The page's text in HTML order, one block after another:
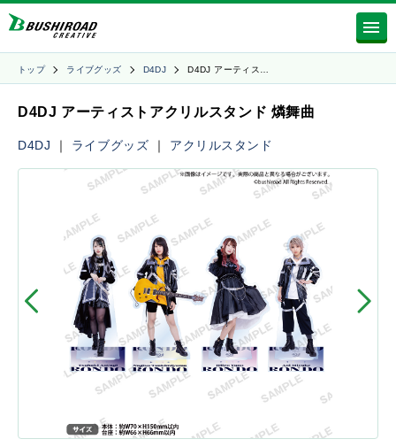
トップ ライブグッズ D4DJ D4DJ アーティス…
D4DJ アーティストアクリルスタンド 燐舞曲
D4DJ ｜ ライブグッズ ｜ アクリルスタンド